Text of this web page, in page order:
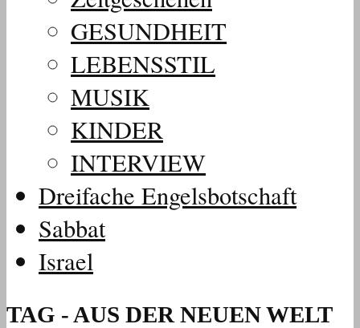
GESUNDHEIT
LEBENSSTIL
MUSIK
KINDER
INTERVIEW
Dreifache Engelsbotschaft
Sabbat
Israel
TAG - AUS DER NEUEN WELT